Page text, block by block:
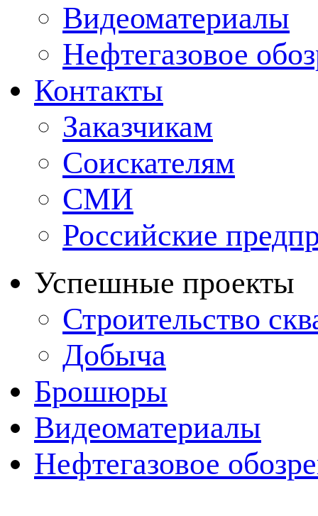
Видеоматериалы
Нефтегазовое
Контакты
Заказчикам
Соискателям
СМИ
Российские
Успешные проекты
Строительство
Добыча
Брошюры
Видеоматериалы
Нефтегазовое